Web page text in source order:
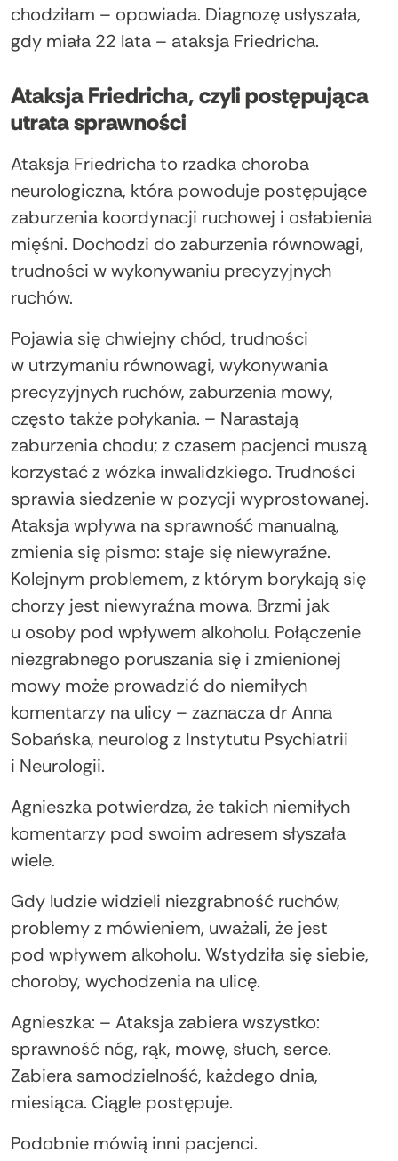
chodziłam – opowiada. Diagnozę usłyszała,
gdy miała 22 lata – ataksja Friedricha.
Ataksja Friedricha, czyli postępująca
utrata sprawności
Ataksja Friedricha to rzadka choroba
neurologiczna, która powoduje postępujące
zaburzenia koordynacji ruchowej i osłabienia
mięśni. Dochodzi do zaburzenia równowagi,
trudności w wykonywaniu precyzyjnych
ruchów.
Pojawia się chwiejny chód, trudności
w utrzymaniu równowagi, wykonywania
precyzyjnych ruchów, zaburzenia mowy,
często także połykania. – Narastają
zaburzenia chodu; z czasem pacjenci muszą
korzystać z wózka inwalidzkiego. Trudności
sprawia siedzenie w pozycji wyprostowanej.
Ataksja wpływa na sprawność manualną,
zmienia się pismo: staje się niewyraźne.
Kolejnym problemem, z którym borykają się
chorzy jest niewyraźna mowa. Brzmi jak
u osoby pod wpływem alkoholu. Połączenie
niezgrabnego poruszania się i zmienionej
mowy może prowadzić do niemiłych
komentarzy na ulicy – zaznacza dr Anna
Sobańska, neurolog z Instytutu Psychiatrii
i Neurologii.
Agnieszka potwierdza, że takich niemiłych
komentarzy pod swoim adresem słyszała
wiele.
Gdy ludzie widzieli niezgrabność ruchów,
problemy z mówieniem, uważali, że jest
pod wpływem alkoholu. Wstydziła się siebie,
choroby, wychodzenia na ulicę.
Agnieszka: – Ataksja zabiera wszystko:
sprawność nóg, rąk, mowę, słuch, serce.
Zabiera samodzielność, każdego dnia,
miesiąca. Ciągle postępuje.
Podobnie mówią inni pacjenci.